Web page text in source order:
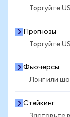
Торгуйте
Прогнозы
Торгуйте
Фьючерсы
Лонг или
Стейкинг
Заставьте